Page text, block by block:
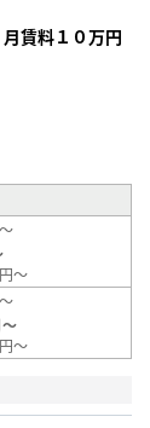
賃料１０万円
～
～